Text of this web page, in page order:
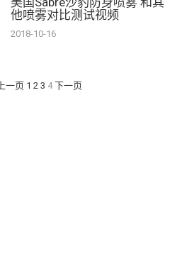
他喷雾对比测试视频
2018-10-16
上一页 1 2 3 4 下一页